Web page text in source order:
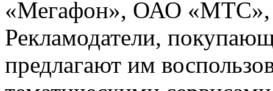
«Мегафон», ОАО «МТС»,
Рекламодатели,
предлагают им